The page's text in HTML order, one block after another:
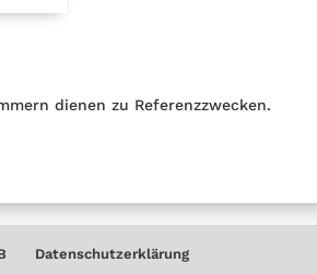
dienen zu Referenzzwecken.
Datenschutzerklärung